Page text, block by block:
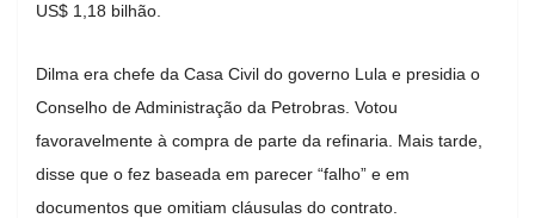
US$ 1,18 bilhão.
Dilma era chefe da Casa Civil do governo Lula e presidia o
Conselho de Administração da Petrobras. Votou
favoravelmente à compra de parte da refinaria. Mais tarde,
disse que o fez baseada em parecer “falho” e em
documentos que omitiam cláusulas do contrato.